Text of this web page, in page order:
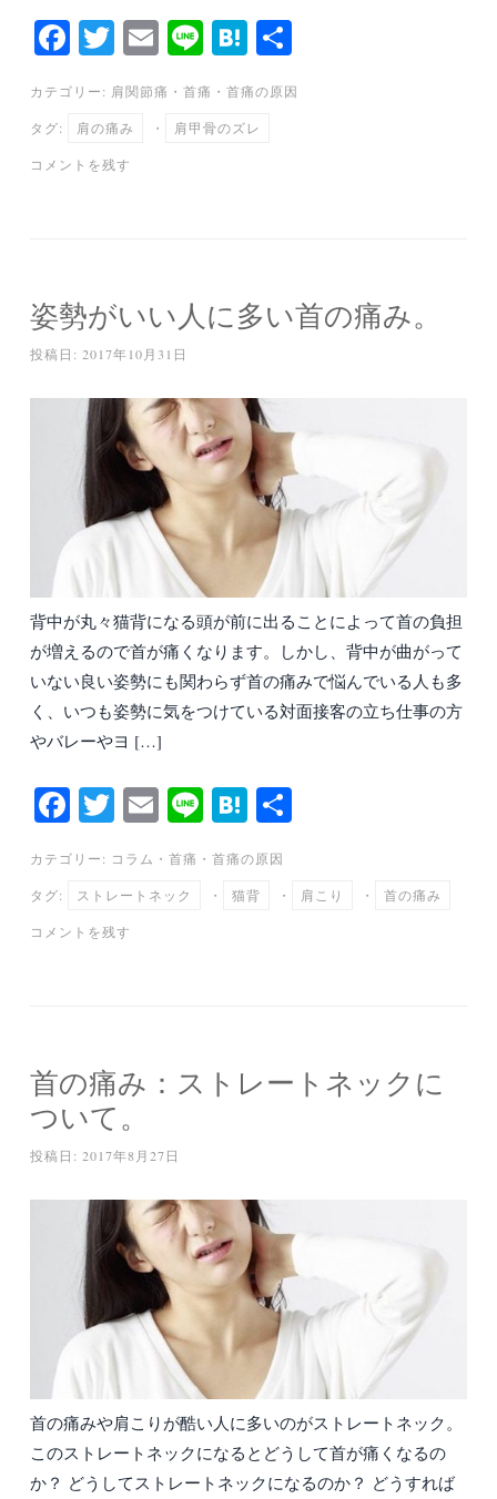
Fa
ce
bo
ok
T
wi
tte
r
E
m
ail
Li
ne
H
at
en
a
有
カテゴリー: 肩関節痛 ・ 首痛 ・ 首痛の原因
タグ: 肩の痛み ・ 肩甲骨のズレ
コメントを残す
姿勢がいい人に多い首の痛み。
投稿日: 2017年10月31日
背中が丸々猫背になる頭が前に出ることによって首の負担
が増えるので首が痛くなります。しかし、背中が曲がって
いない良い姿勢にも関わらず首の痛みで悩んでいる人も多
く、いつも姿勢に気をつけている対面接客の立ち仕事の方
やバレーやヨ […]
Fa
ce
bo
ok
T
wi
tte
r
E
m
ail
Li
ne
H
at
en
a
カテゴリー: コラム ・ 首痛 ・ 首痛の原因
タグ: ストレートネック ・ 猫背 ・ 肩こり ・ 首の痛み
コメントを残す
首の痛み：ストレートネックに
ついて。
投稿日: 2017年8月27日
首の痛みや肩こりが酷い人に多いのがストレートネック。
このストレートネックになるとどうして首が痛くなるの
か？ どうしてストレートネックになるのか？ どうすれば